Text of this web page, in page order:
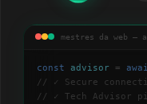
mestres da web —
const advisor =
// ✓ Secure
// ✓ Tech Advisor